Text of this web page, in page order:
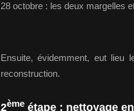
28 octobre : les deux margelles
Ensuite, évidemment, eut lieu
reconstruction.
2ème étape : nettoyage